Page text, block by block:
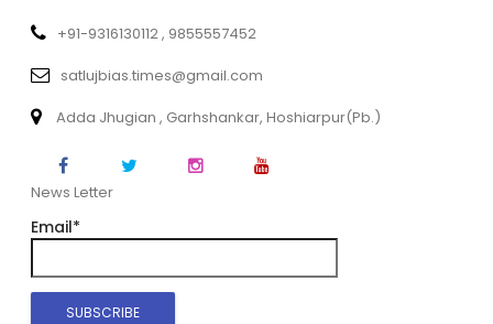
+91-9316130112 , 9855557452
satlujbias.times@gmail.com
Adda Jhugian , Garhshankar, Hoshiarpur(Pb.)
News Letter
Email*